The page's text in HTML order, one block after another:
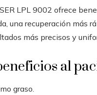
LPL 9002 ofrece
una recuperación más
más precisos y
al
graso.